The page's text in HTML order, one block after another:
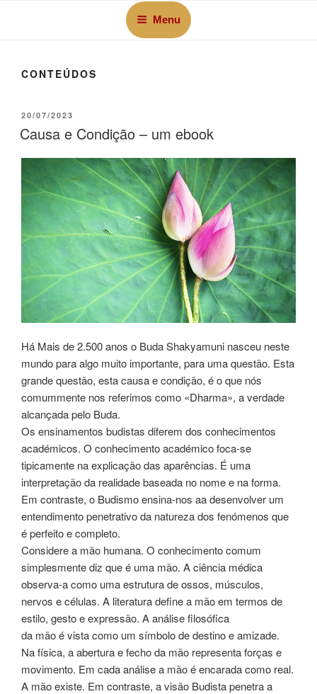
Menu
CONTEÚDOS
20/07/2023
Causa e Condição – um ebook
Há Mais de 2.500 anos o Buda Shakyamuni nasceu neste
mundo para algo muito importante, para uma questão. Esta
grande questão, esta causa e condição, é o que nós
comummente nos referimos como «Dharma», a verdade
alcançada pelo Buda.
Os ensinamentos budistas diferem dos conhecimentos
académicos. O conhecimento académico foca-se
tipicamente na explicação das aparências. É uma
interpretação da realidade baseada no nome e na forma.
Em contraste, o Budismo ensina-nos aa desenvolver um
entendimento penetrativo da natureza dos fenómenos que
é perfeito e completo.
Considere a mão humana. O conhecimento comum
simplesmente diz que é uma mão. A ciência médica
observa-a como uma estrutura de ossos, músculos,
nervos e células. A literatura define a mão em termos de
estilo, gesto e expressão. A análise filosófica
da mão é vista como um símbolo de destino e amizade.
Na física, a abertura e fecho da mão representa forças e
movimento. Em cada análise a mão é encarada como real.
A mão existe. Em contraste, a visão Budista penetra a